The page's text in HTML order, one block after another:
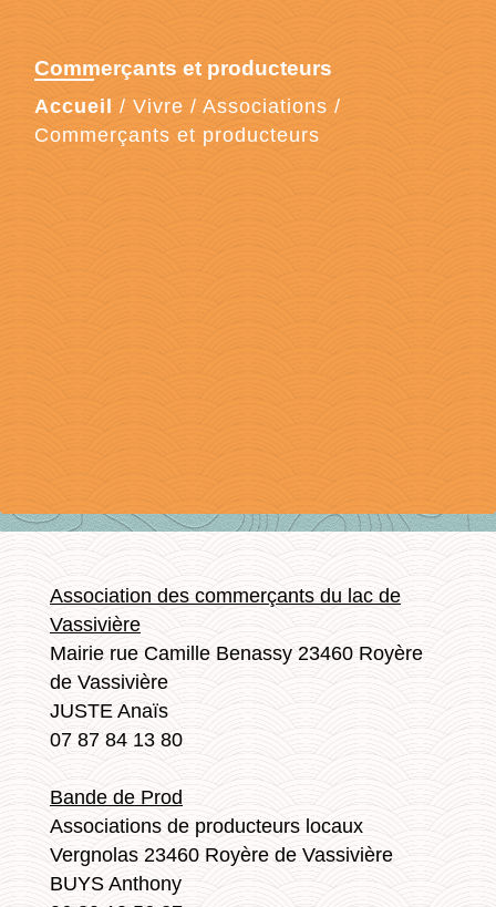
Commerçants et producteurs
Accueil / Vivre / Associations /
Commerçants et producteurs
Association des commerçants du lac de
Vassivière
Mairie rue Camille Benassy 23460 Royère
de Vassivière
JUSTE Anaïs
07 87 84 13 80
Bande de Prod
Associations de producteurs locaux
Vergnolas 23460 Royère de Vassivière
BUYS Anthony